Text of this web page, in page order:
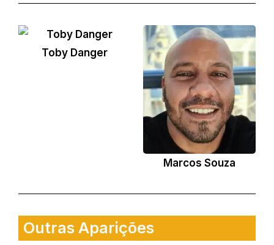
Toby Danger
Marcos Souza
Outras Aparições